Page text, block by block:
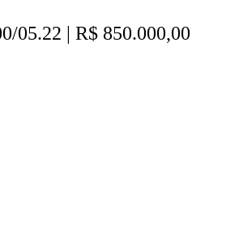
05.22 | R$ 850.000,00